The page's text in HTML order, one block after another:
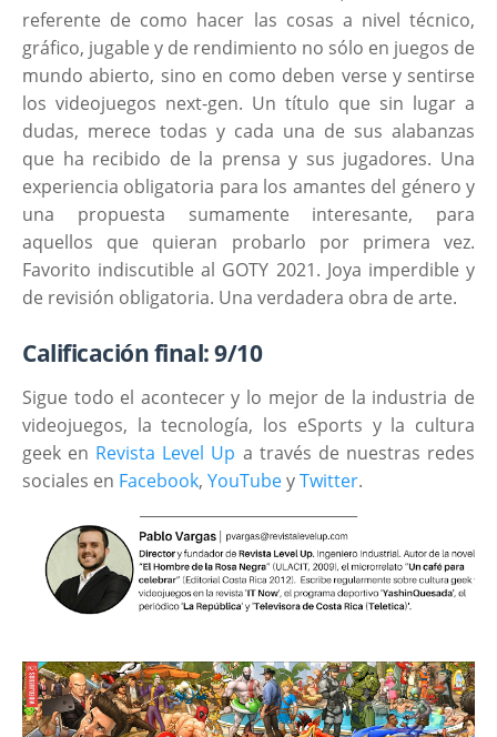
referente de como hacer las cosas a nivel técnico,
gráfico, jugable y de rendimiento no sólo en juegos de
mundo abierto, sino en como deben verse y sentirse
los videojuegos next-gen. Un título que sin lugar a
dudas, merece todas y cada una de sus alabanzas
que ha recibido de la prensa y sus jugadores. Una
experiencia obligatoria para los amantes del género y
una propuesta sumamente interesante, para
aquellos que quieran probarlo por primera vez.
Favorito indiscutible al GOTY 2021. Joya imperdible y
de revisión obligatoria. Una verdadera obra de arte.
Calificación final: 9/10
Sigue todo el acontecer y lo mejor de la industria de
videojuegos, la tecnología, los eSports y la cultura
geek en Revista Level Up a través de nuestras redes
sociales en Facebook, YouTubeyTwitter.